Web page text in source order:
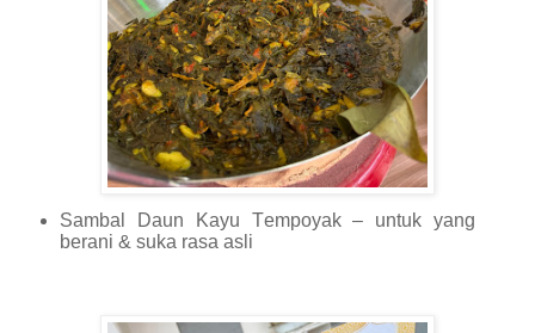
Sambal Daun Kayu Tempoyak – untuk yang
berani & suka rasa asli